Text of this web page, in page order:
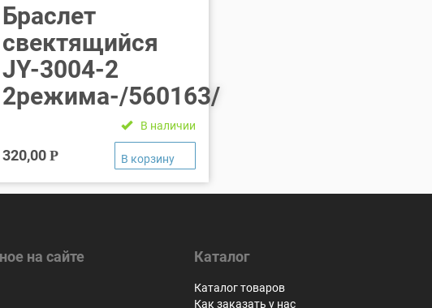
Браслет
свектящийся
JY-3004-2
2режима-/560163/
В наличии
320,00 Р
на сайте Каталог
Каталог товаров
Как заказать у нас